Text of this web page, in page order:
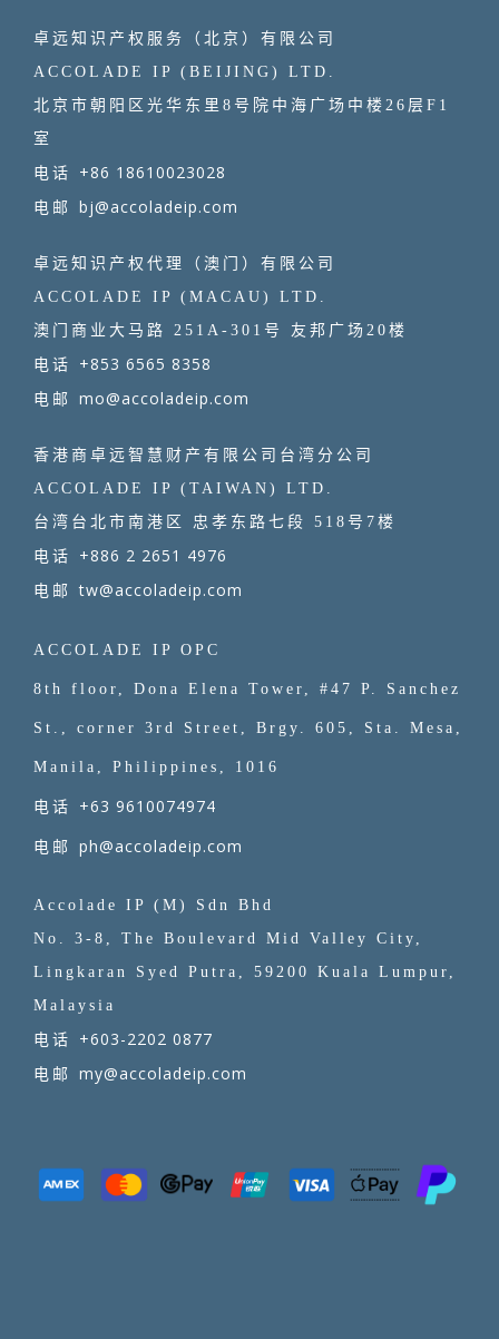
卓远知识产权服务（北京）有限公司
ACCOLADE IP (BEIJING) LTD.
北京市朝阳区光华东里8号院中海广场中楼26层F1
室
电话 +86 18610023028
电邮 bj@accoladeip.com
卓远知识产权代理（澳门）有限公司
ACCOLADE IP (MACAU) LTD.
澳门商业大马路 251A-301号 友邦广场20楼
电话 +853 6565 8358
电邮 mo@accoladeip.com
香港商卓远智慧财产有限公司台湾分公司
ACCOLADE IP (TAIWAN) LTD.
台湾台北市南港区 忠孝东路七段 518号7楼
电话 +886 2 2651 4976
电邮tw@accoladeip.com
ACCOLADE IP OPC
8th floor, Dona Elena Tower, #47 P. Sanchez
St., corner 3rd Street, Brgy. 605, Sta. Mesa,
Manila, Philippines, 1016
电话 +63 9610074974
电邮 ph@accoladeip.com
Accolade IP (M) Sdn Bhd
No. 3-8, The Boulevard Mid Valley City,
Lingkaran Syed Putra, 59200 Kuala Lumpur,
Malaysia
电话 +603-2202 0877
电邮 my@accoladeip.com